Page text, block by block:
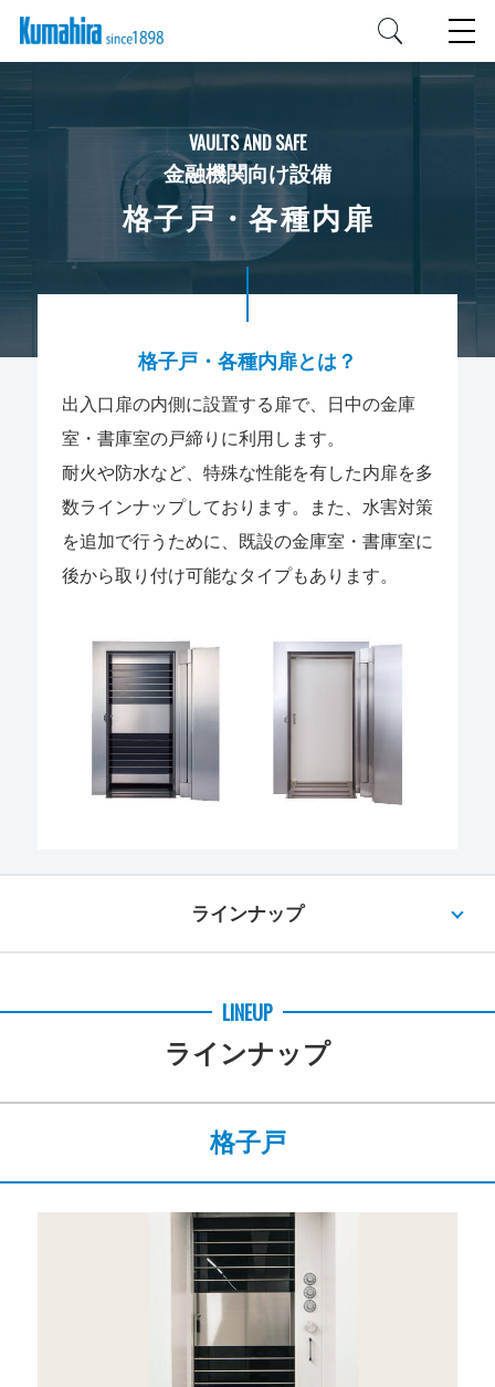
VAULTS AND SAFE
金融機関向け設備
格子戸・各種内扉
格子戸・各種内扉とは？
出入口扉の内側に設置する扉で、日中の金庫
室・書庫室の戸締りに利用します。
耐火や防水など、特殊な性能を有した内扉を多
数ラインナップしております。また、水害対策
を追加で行うために、既設の金庫室・書庫室に
後から取り付け可能なタイプもあります。
ラインナップ
LINEUP
ラインナップ
格子戸